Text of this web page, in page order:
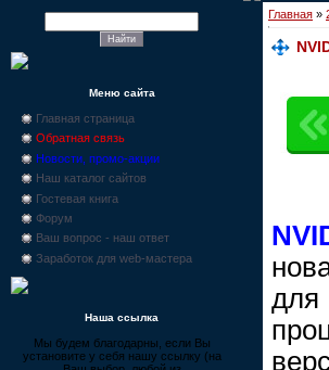
Меню сайта
Главная страница
Обратная связь
Новости, промо-акции
Наш каталог сайтов
Гостевая книга
Форум
Ваш вопрос - наш ответ
Заработок для web-мастера
Наша ссылка
Мы будем благодарны, если Вы
установите у себя нашу ссылку (на
Главная »
для